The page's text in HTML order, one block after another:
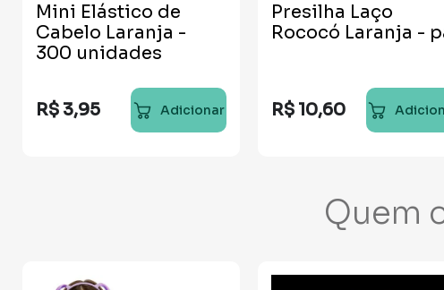
Mini Elástico de
Cabelo Laranja -
300 unidades
R$ 3,95 Adicionar
Presilha Laço
Rococó Laranja -
R$ 10,60
Quem